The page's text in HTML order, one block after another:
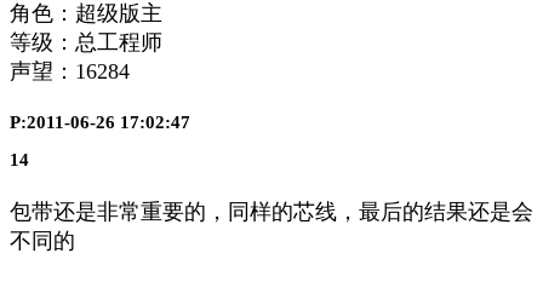
角色：超级版主
等级：总工程师
声望： 16284
P:2011-06-26 17:02:47
14
包带还是非常重要的，同样的芯线，最后的结果还是会
不同的